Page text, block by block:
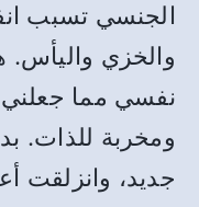
الجنسي تسبب
والخزي واليأس.
نفسي مما جعلني
ومخربة للذات.
جديد، وانزلقت